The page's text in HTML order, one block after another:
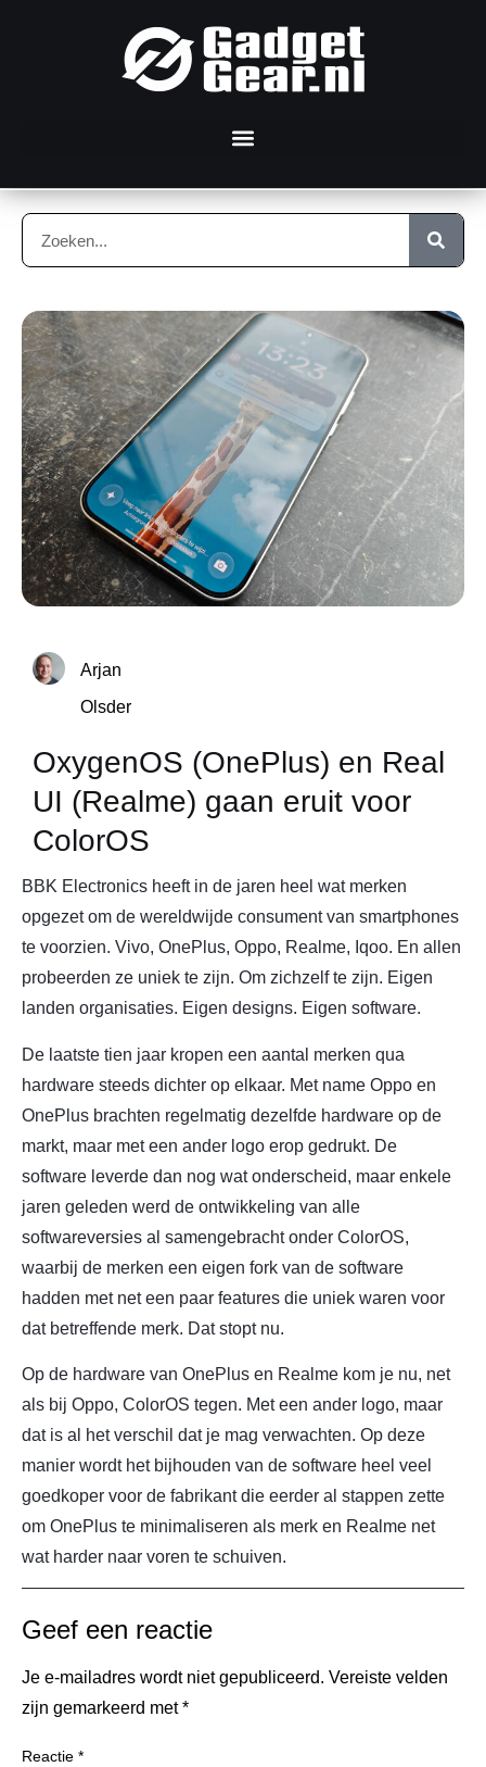
Arjan
Olsder
OxygenOS (OnePlus) en Real
UI (Realme) gaan eruit voor
ColorOS
BBK Electronics heeft in de jaren heel wat merken
opgezet om de wereldwijde consument van smartphones
te voorzien. Vivo, OnePlus, Oppo, Realme, Iqoo. En allen
probeerden ze uniek te zijn. Om zichzelf te zijn. Eigen
landen organisaties. Eigen designs. Eigen software.
De laatste tien jaar kropen een aantal merken qua
hardware steeds dichter op elkaar. Met name Oppo en
OnePlus brachten regelmatig dezelfde hardware op de
markt, maar met een ander logo erop gedrukt. De
software leverde dan nog wat onderscheid, maar enkele
jaren geleden werd de ontwikkeling van alle
softwareversies al samengebracht onder ColorOS,
waarbij de merken een eigen fork van de software
hadden met net een paar features die uniek waren voor
dat betreffende merk. Dat stopt nu.
Op de hardware van OnePlus en Realme kom je nu, net
als bij Oppo, ColorOS tegen. Met een ander logo, maar
dat is al het verschil dat je mag verwachten. Op deze
manier wordt het bijhouden van de software heel veel
goedkoper voor de fabrikant die eerder al stappen zette
om OnePlus te minimaliseren als merk en Realme net
wat harder naar voren te schuiven.
Geef een reactie
Je e-mailadres wordt niet gepubliceerd. Vereiste velden
zijn gemarkeerd met*
Reactie *